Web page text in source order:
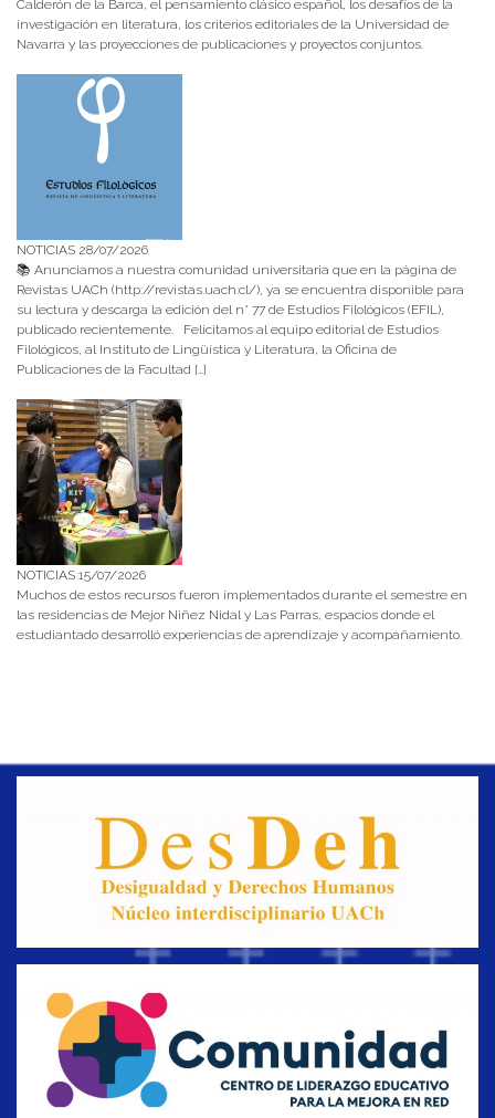
Calderón de la Barca, el pensamiento clásico español, los desafíos de la
investigación en literatura, los criterios editoriales de la Universidad de
Navarra y las proyecciones de publicaciones y proyectos conjuntos.
NOTICIAS 28/07/2026
📚 Anunciamos a nuestra comunidad universitaria que en la página de
Revistas UACh (http://revistas.uach.cl/), ya se encuentra disponible para
su lectura y descarga la edición del n° 77 de Estudios Filológicos (EFIL),
publicado recientemente. Felicitamos al equipo editorial de Estudios
Filológicos, al Instituto de Lingüística y Literatura, la Oficina de
Publicaciones de la Facultad […]
NOTICIAS 15/07/2026
Muchos de estos recursos fueron implementados durante el semestre en
las residencias de Mejor Niñez Nidal y Las Parras, espacios donde el
estudiantado desarrolló experiencias de aprendizaje y acompañamiento.